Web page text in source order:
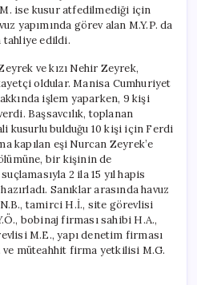
ise kusur atfedilmediği için
yapımında görev alan M.Y.P. da
tahliye edildi.
ve kızı Nehir Zeyrek,
oldular. Manisa Cumhuriyet
işlem yaparken, 9 kişi
Başsavcılık, toplanan
kusurlu bulduğu 10 kişi için Ferdi
kapılan eşi Nurcan Zeyrek’e
bir kişinin de
2 ila 15 yıl hapis
Sanıklar arasında havuz
tamirci H.İ., site görevlisi
bobinaj firması sahibi H.A.,
M.E., yapı denetim firması
ve müteahhit firma yetkilisi M.G.